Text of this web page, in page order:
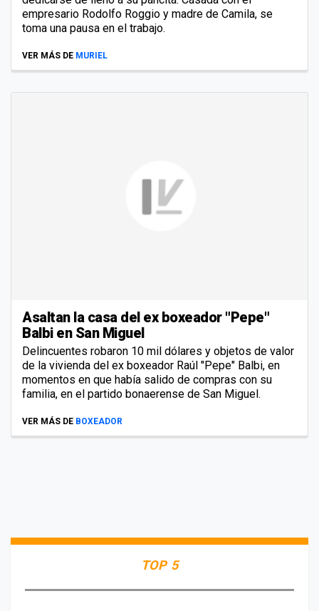
empresario Rodolfo Roggio y madre de Camila, se
toma una pausa en el trabajo.
VER MÁS DE MURIEL
Asaltan la casa del ex boxeador "Pepe"
Balbi en San Miguel
Delincuentes robaron 10 mil dólares y objetos de valor
de la vivienda del ex boxeador Raúl "Pepe" Balbi, en
momentos en que había salido de compras con su
familia, en el partido bonaerense de San Miguel.
VER MÁS DE BOXEADOR
TOP 5